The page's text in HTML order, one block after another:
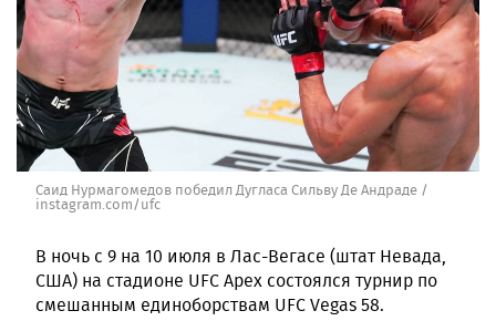
Саид Нурмагомедов победил Дугласа Сильву Де Андраде /
instagram.com/ufc
В ночь с 9 на 10 июля в Лас-Вегасе (штат Невада,
США) на стадионе UFC Apex состоялся турнир по
смешанным единоборствам UFC Vegas 58.